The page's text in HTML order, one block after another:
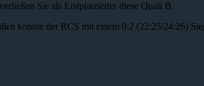
Sie als Erstplatzierter diese Quali B.
konnte der RCS mit einem 0:2 (22:25/24:26)